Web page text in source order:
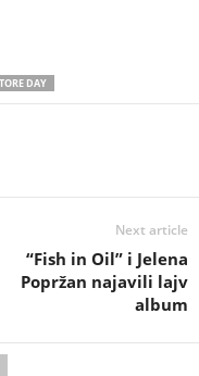
DAY
Next article
“Fish in Oil” i Jelena
Popržan najavili lajv
album